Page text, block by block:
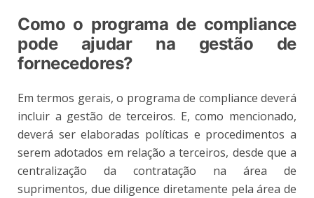
Como o programa de compliance
pode ajudar na gestão de
fornecedores?
Em termos gerais, o programa de compliance deverá
incluir a gestão de terceiros. E, como mencionado,
deverá ser elaboradas políticas e procedimentos a
serem adotados em relação a terceiros, desde que a
centralização da contratação na área de
suprimentos, due diligence diretamente pela área de